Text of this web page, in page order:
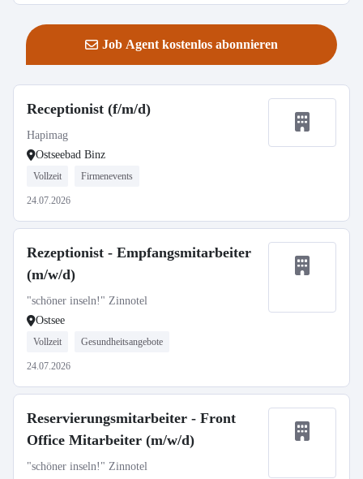
Job Agent kostenlos abonnieren
Receptionist (f/m/d)
Hapimag
Ostseebad Binz
Vollzeit Firmenevents
24.07.2026
Rezeptionist - Empfangsmitarbeiter
(m/w/d)
"schöner inseln!" Zinnotel
Ostsee
Vollzeit Gesundheitsangebote
24.07.2026
Reservierungsmitarbeiter - Front
Office Mitarbeiter (m/w/d)
"schöner inseln!" Zinnotel